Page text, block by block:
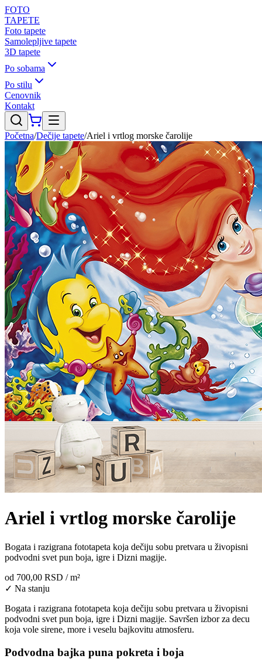
FOTO
TAPETE
Foto tapete
Samolepljive tapete
3D tapete
Po sobama
Po stilu
Cenovnik
Kontakt
Početna/Dečije tapete/Ariel i vrtlog morske čarolije
Ariel i vrtlog morske čarolije
Bogata i razigrana fototapeta koja dečiju sobu pretvara u živopisni
podvodni svet pun boja, igre i Dizni magije.
od 700,00 RSD / m²
✓ Na stanju
Bogata i razigrana fototapeta koja dečiju sobu pretvara u živopisni
podvodni svet pun boja, igre i Dizni magije. Savršen izbor za decu
koja vole sirene, more i veselu bajkovitu atmosferu.
Podvodna bajka puna pokreta i boja